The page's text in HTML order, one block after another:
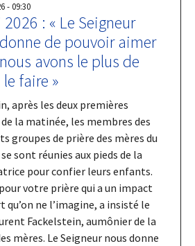
- 09:30
: « Le Seigneur
de pouvoir aimer
avons le plus de
faire »
après les deux premières
de la matinée, les membres des
groupes de prière des mères du
sont réunies aux pieds de la
pour confier leurs enfants.
votre prière qui a un impact
qu’on ne l’imagine, a insisté le
Fackelstein, aumônier de la
mères. Le Seigneur nous donne